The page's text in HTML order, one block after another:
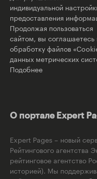
индивидуальной
предоставления
Продолжая пользоваться
сайтом, вы соглашаетесь
обработку файлов
данных метрических
Подобнее
О портале Expert
Expert Pages – новый
Рейтингового агентства
рейтинговое агентство
историей). Мы